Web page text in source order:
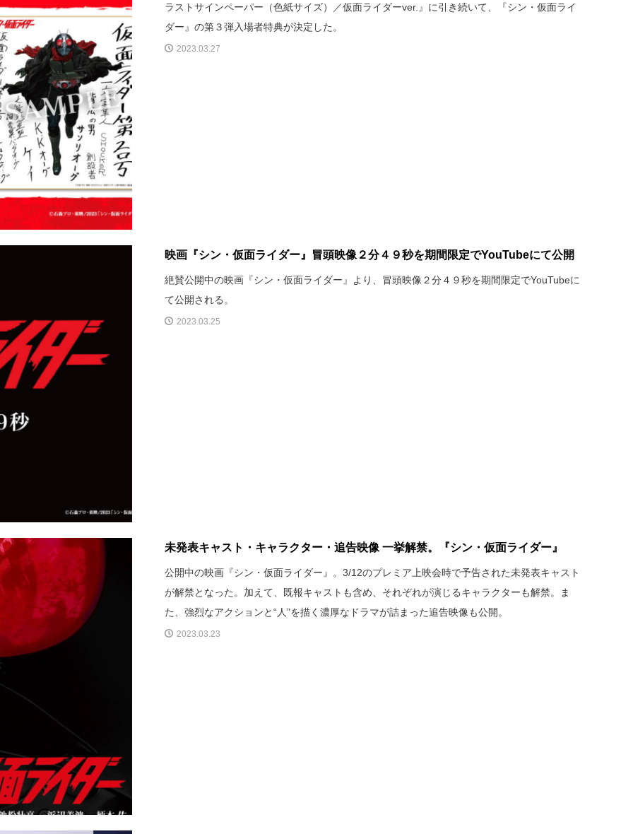
ラストサインペーパー（色紙サイズ）／仮面ライダーver.』に引き続いて、『シン・仮面ライ
ダー』の第３弾入場者特典が決定した。
2023.03.27
映画『シン・仮面ライダー』冒頭映像２分４９秒を期間限定でYouTubeにて公開
絶賛公開中の映画『シン・仮面ライダー』より、冒頭映像２分４９秒を期間限定でYouTubeに
て公開される。
2023.03.25
未発表キャスト・キャラクター・追告映像 一挙解禁。『シン・仮面ライダー』
公開中の映画『シン・仮面ライダー』。3/12のプレミア上映会時で予告された未発表キャスト
が解禁となった。加えて、既報キャストも含め、それぞれが演じるキャラクターも解禁。ま
た、強烈なアクションと“人”を描く濃厚なドラマが詰まった追告映像も公開。
2023.03.23